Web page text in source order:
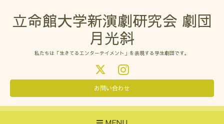
立命館大学新演劇研究会 劇団
月光斜
私たちは「生きてるエンターテイメント」を表現する学生劇団です。
お問い合わせ